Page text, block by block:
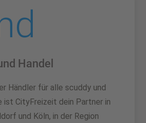
Handel
Händler für alle scuddy und
ist CityFreizeit dein Partner in
und Köln, in der Region